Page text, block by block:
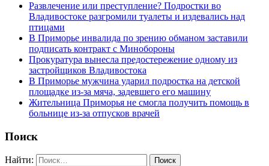
Развлечение или преступление? Подростки во
Владивостоке разгромили туалеты и издевались над
птицами
В Приморье инвалида по зрению обманом заставили
подписать контракт с Минобороны
Прокуратура вынесла предостережение одному из
застройщиков Владивостока
В Приморье мужчина ударил подростка на детской
площадке из-за мяча, задевшего его машину
Жительница Приморья не смогла получить помощь в
больнице из-за отпусков врачей
Поиск
Найти: